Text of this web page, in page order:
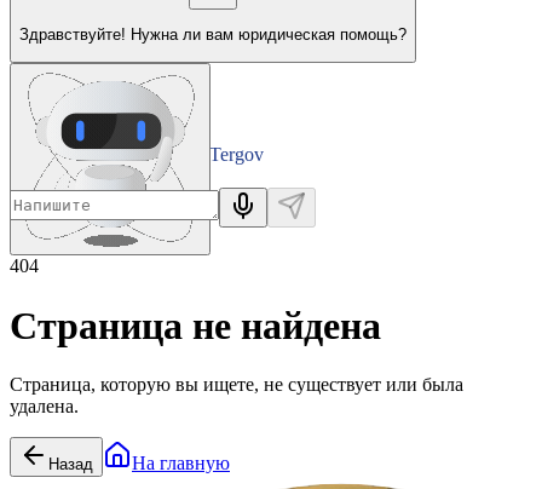
Tergov
Departamenti
Здравствуйте! Нужна ли вам юридическая помощь?
404
Страница не найдена
Страница, которую вы ищете, не существует или была
удалена.
Назад На главную